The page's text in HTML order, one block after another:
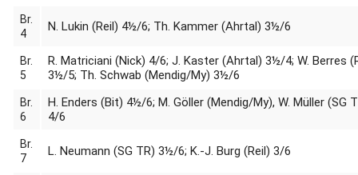
Br.
4
N. Lukin (Reil) 4½/6; Th. Kammer (Ahrtal) 3½/6
Br.
5
R. Matriciani (Nick) 4/6; J. Kaster (Ahrtal) 3½/4; W. Berres
3½/5; Th. Schwab (Mendig/My) 3½/6
Br.
6
H. Enders (Bit) 4½/6; M. Göller (Mendig/My), W. Müller (SG
4/6
Br.
7
L. Neumann (SG TR) 3½/6; K.-J. Burg (Reil) 3/6